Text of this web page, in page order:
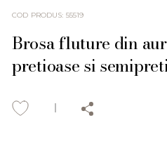
COD PRODUS: 55519
Brosa fluture din
pretioase si